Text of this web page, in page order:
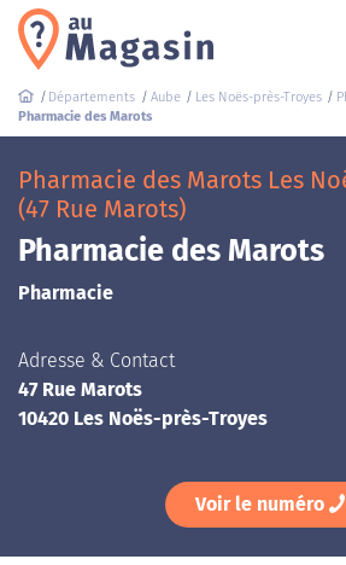
Départements Aube Les Noës-près-Troyes
Pharmacie des Marots
Pharmacie des Marots Les
(47 Rue Marots)
Pharmacie des Marots
Pharmacie
Adresse & Contact
47 Rue Marots
10420 Les Noës-près-Troyes
Voir le numéro